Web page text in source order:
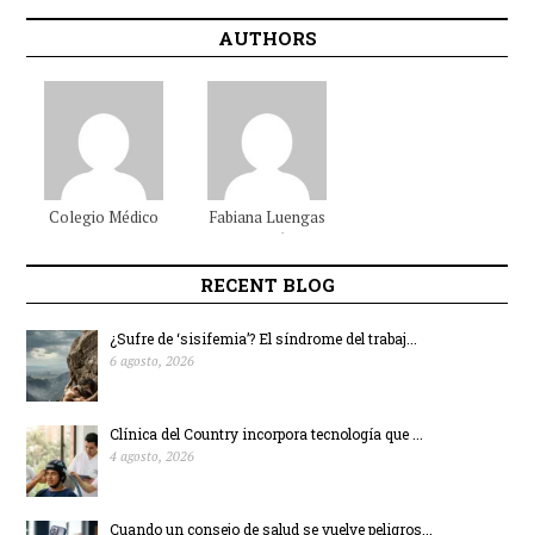
AUTHORS
Colegio Médico
FabianaLuengas
Beltrán
RECENT BLOG
¿Sufre de ‘sisifemia’? El síndrome del trabaj...
6 agosto, 2026
Clínica del Country incorpora tecnología que ...
4 agosto, 2026
Cuando un consejo de salud se vuelve peligros...